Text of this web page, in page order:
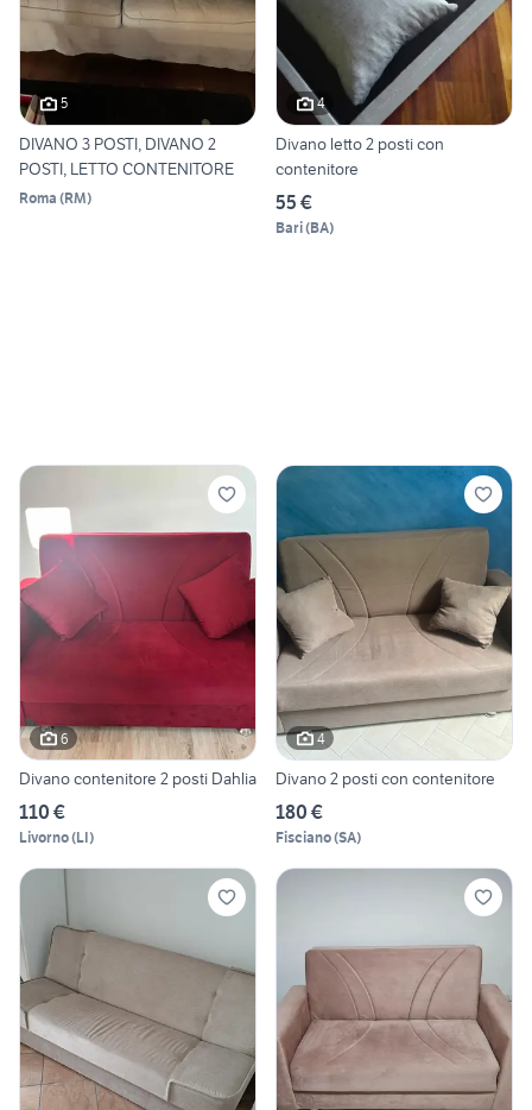
5
DIVANO 3 POSTI, DIVANO 2
POSTI, LETTO CONTENITORE
Roma (RM)
4
Divano letto 2 posti con
contenitore
55 €
Bari(BA)
6
Divano contenitore 2 posti Dahlia
110 €
Livorno(LI)
4
Divano 2 posti con contenitore
180 €
Fisciano(SA)